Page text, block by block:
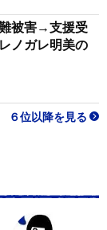
被害→支援受
ノガレ明美の
６位以降を見る